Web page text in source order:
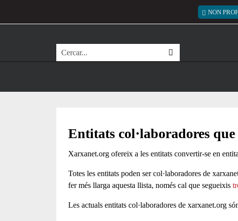
Menú
NON
Cerca
Entitats col·laboradores
Xarxanet.org ofereix a les entitats convertir-se en
Totes les entitats poden ser col·laboradores de
fer més llarga aquesta llista, només cal que segueixis
Les actuals entitats col·laboradores de xarxanet.org